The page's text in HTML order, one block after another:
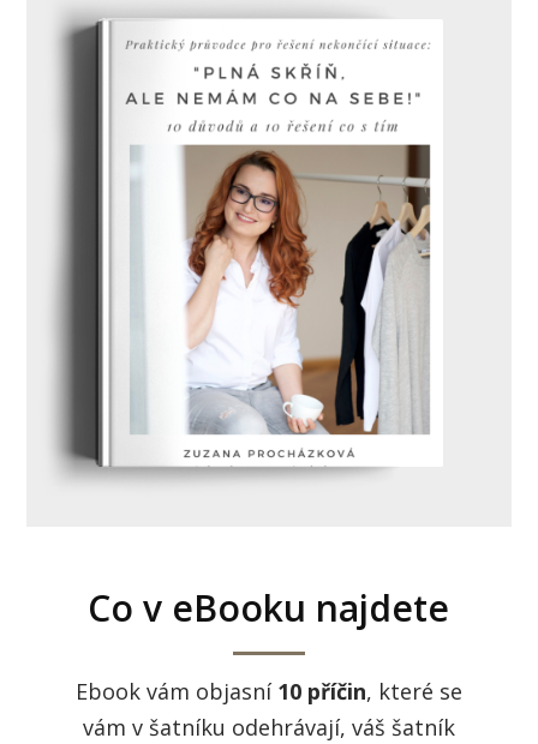
Co v eBooku najdete
Ebook vám objasní 10 příčin, které se
vám v šatníku odehrávají, váš šatník